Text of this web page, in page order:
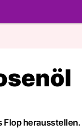
Flop herausstellen.